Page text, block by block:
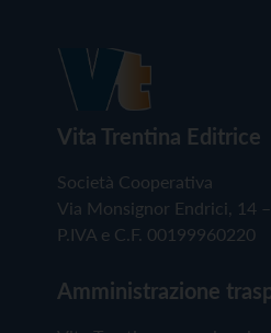
Vita Trentina Editrice
Società Cooperativa
Via Monsignor Endrici, 14
P.IVA e C.F. 00199960220
Amministrazione